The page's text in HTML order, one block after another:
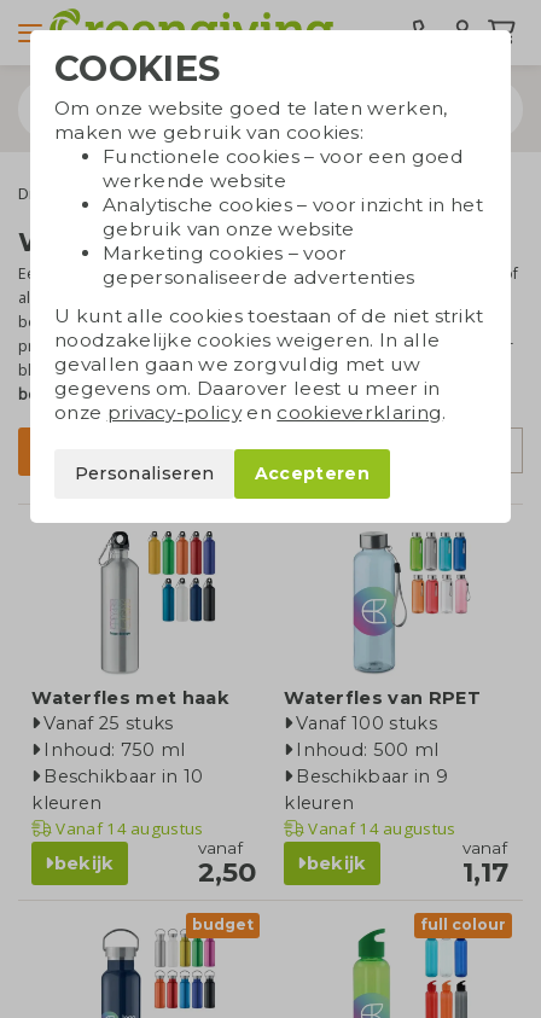
Drinkwaren Waterflessen
Waterflessen bedrukken
Een waterflesje met je logo of slogan is altijd leuk om uit te delen of
als relatiegeschenk weg te geven. Als je je logo of tekst erop laat
bedrukken, is het plaatje helemaal compleet. Waterflesjes als
promotiemiddel zijnerg praktischen de ontvangers zullen er zeker
blij mee zijn. Bekijk de waterflessen in deze categorie en
bedrijf in de spotlightsmet een bedrukte fles!
Sorteer op
Waterfles met haak
Vanaf 25 stuks
Inhoud: 750 ml
Beschikbaar in 10
kleuren
Vanaf14 augustus
bekijk
vanaf
2,50
Waterfles van RPET
Vanaf 100 stuks
Inhoud: 500 ml
Beschikbaar in 9
kleuren
Vanaf14 augustus
bekijk
vanaf
1,17
budget full colour
COOKIES
Om onze website goed te laten werken,
maken we gebruik van cookies:
Functionele cookies – voor een goed
werkende website
Analytische cookies – voor inzicht in het
gebruik van onze website
Marketing cookies – voor
gepersonaliseerde advertenties
U kunt alle cookies toestaan of de niet strikt
noodzakelijke cookies weigeren. In alle
gevallen gaan we zorgvuldig met uw
gegevens om. Daarover leest u meer in
onze privacy-policyen cookieverklaring.
Personaliseren Accepteren